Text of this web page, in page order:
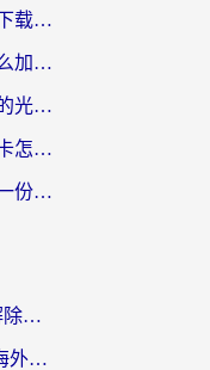
海外崩坏：星穹铁道加速器下载安装：一份给游子的终极网络指南
境外玩航海王热血航线用什么加速器？2026海外玩家实测最优方案（附欧洲问道堡垒前线加速技巧）
在异国他乡，寻找连接故土的光明大陆免费加速器
在海外玩坦克世界闪击战很卡怎么办？老玩家亲测有效的加速器选择指南
欧洲怎么玩新诛仙不卡顿？一份给海外游子的国服游戏畅玩指南
优酷手机app地域限制怎么解除？海外党亲测有效的追剧方案
全民K歌国外如何听原唱？海外党亲测有效的回国加速器选择指南